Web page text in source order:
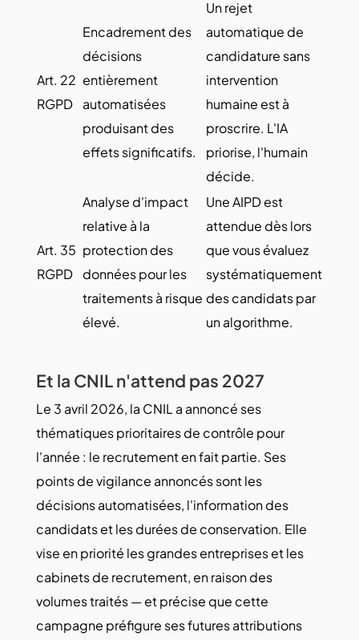
Art. 22
RGPD
Encadrement des
décisions
entièrement
automatisées
produisant des
effets significatifs.
Un rejet
automatique de
candidature sans
intervention
humaine est à
proscrire. L'IA
priorise, l'humain
décide.
Art. 35
RGPD
Analyse d'impact
relative à la
protection des
données pour les
traitements à risque
élevé.
Une AIPD est
attendue dès lors
que vous évaluez
systématiquement
des candidats par
un algorithme.
Et la CNIL n'attend pas 2027
Le 3 avril 2026, la CNIL a annoncé ses
thématiques prioritaires de contrôle pour
l'année : le recrutement en fait partie. Ses
points de vigilance annoncés sont les
décisions automatisées, l'information des
candidats et les durées de conservation. Elle
vise en priorité les grandes entreprises et les
cabinets de recrutement, en raison des
volumes traités — et précise que cette
campagne préfigure ses futures attributions